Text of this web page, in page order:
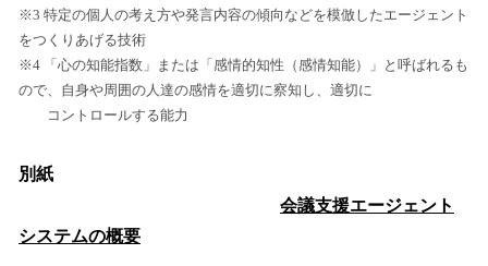
※3 特定の個人の考え方や発言内容の傾向などを模倣したエージェント
をつくりあげる技術
※4 「心の知能指数」または「感情的知性（感情知能）」と呼ばれるも
ので、自身や周囲の人達の感情を適切に察知し、適切に
コントロールする能力
別紙
会議支援エージェント
システムの概要